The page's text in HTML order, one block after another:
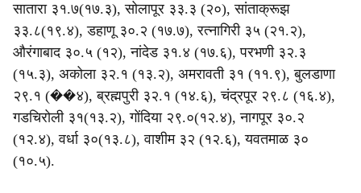
सातारा ३१.७(१७.३), सोलापूर ३३.३ (२०), सांताक्रूझ
३३.८(१९.४), डहाणू ३०.२ (१७.७), रत्नागिरी ३५ (२१.२),
औरंगाबाद ३०.५ (१२), नांदेड ३१.४ (१७.६), परभणी ३२.३
(१५.३), अकोला ३२.१ (१३.२), अमरावती ३१ (११.९), बुलडाणा
२९.१ (��४), ब्रह्मपुरी ३२.१ (१४.६), चंद्रपूर २९.८ (१६.४),
गडचिरोली ३१(१३.२), गोंदिया २९.०(१२.४), नागपूर ३०.२
(१२.४), वर्धा ३०(१३.८), वाशीम ३२ (१२.६), यवतमाळ ३०
(१०.५).